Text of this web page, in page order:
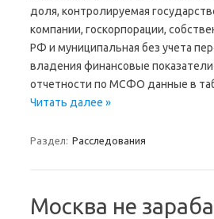
доля, контролируемая
компании, госкорпорации,
РФ и муниципальная без учета
владения финансовые
отчетности по МСФО данные в
Читать далее »
Раздел: Расследования
Москва не